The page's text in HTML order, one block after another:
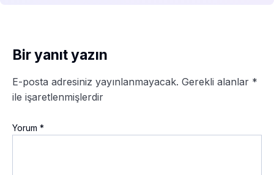
Bir yanıt yazın
E-posta adresiniz yayınlanmayacak. Gerekli alanlar *
ile işaretlenmişlerdir
Yorum *